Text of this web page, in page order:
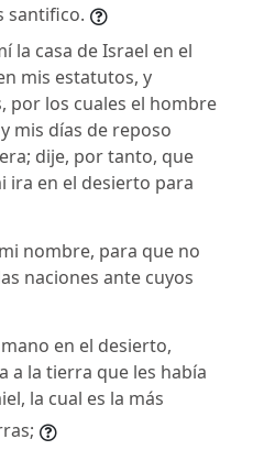
santifico.
la casa de Israel en el
mis estatutos, y
por los cuales el hombre
mis días de reposo
dije, por tanto, que
ira en el desierto para
nombre, para que no
naciones ante cuyos
en el desierto,
a la tierra que les había
la cual es la más